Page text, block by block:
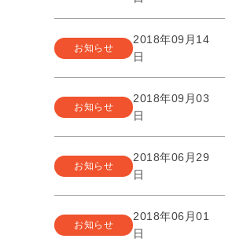
お知らせ
2018年09月14
日
お知らせ
2018年09月03
日
お知らせ
2018年06月29
日
お知らせ
2018年06月01
日